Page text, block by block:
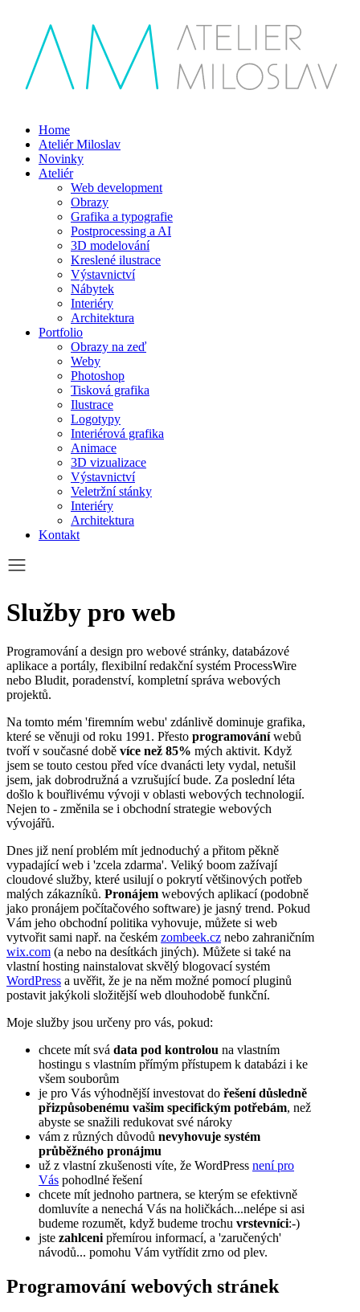
Home
Ateliér Miloslav
Novinky
Ateliér
Web development
Obrazy
Grafika a typografie
Postprocessing a AI
3D modelování
Kreslené ilustrace
Výstavnictví
Nábytek
Interiéry
Architektura
Portfolio
Obrazy na zeď
Weby
Photoshop
Tisková grafika
Ilustrace
Logotypy
Interiérová grafika
Animace
3D vizualizace
Výstavnictví
Veletržní stánky
Interiéry
Architektura
Kontakt
Služby pro web
Programování a design pro webové stránky, databázové
aplikace a portály, flexibilní redakční systém ProcessWire
nebo Bludit, poradenství, kompletní správa webových
projektů.
Na tomto mém 'firemním webu' zdánlivě dominuje grafika,
které se věnuji od roku 1991. Přesto programováníwebů
tvoří v současné době více než 85% mých aktivit. Když
jsem se touto cestou před více dvanácti lety vydal, netušil
jsem, jak dobrodružná a vzrušující bude. Za poslední léta
došlo k bouřlivému vývoji v oblasti webových technologií.
Nejen to - změnila se i obchodní strategie webových
vývojářů.
Dnes již není problém mít jednoduchý a přitom pěkně
vypadající web i 'zcela zdarma'. Veliký boom zažívají
cloudové služby, které usilují o pokrytí většinových potřeb
malých zákazníků. Pronájem webových aplikací (podobně
jako pronájem počítačového software) je jasný trend. Pokud
Vám jeho obchodní politika vyhovuje, můžete si web
vytvořit sami např. na českém zombeek.cz nebo zahraničním
wix.com (a nebo na desítkách jiných). Můžete si také na
vlastní hosting nainstalovat skvělý blogovací systém
WordPress a uvěřit, že je na něm možné pomocí pluginů
postavit jakýkoli složitější web dlouhodobě funkční.
Moje služby jsou určeny pro vás, pokud:
chcete mít svá data pod kontrolou na vlastním
hostingu s vlastním přímým přístupem k databázi i ke
všem souborům
je pro Vás výhodnější investovat do řešení důsledně
přizpůsobenému vašim specifickým potřebám, než
abyste se snažili redukovat své nároky
vám z různých důvodů nevyhovuje systém
průběžného pronájmu
už z vlastní zkušenosti víte, že WordPress není pro
Vás pohodlné řešení
chcete mít jednoho partnera, se kterým se efektivně
domluvíte a nenechá Vás na holičkách...nelépe si asi
budeme rozumět, když budeme trochu vrstevníci:-)
jste zahlceni přemírou informací, a 'zaručených'
návodů... pomohu Vám vytřídit zrno od plev.
Programování webových stránek